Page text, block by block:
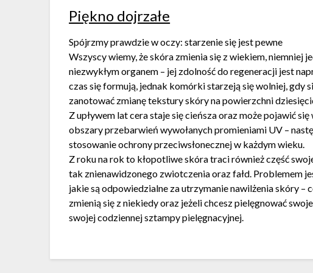
Piękno dojrzałe
Spójrzmy prawdzie w oczy: starzenie się jest pewne
Wszyscy wiemy, że skóra zmienia się z wiekiem, niemniej
niezwykłym organem – jej zdolność do regeneracji jest
czas się formują, jednak komórki starzeją się wolniej, gdy
zanotować zmianę tekstury skóry na powierzchni
Z upływem lat cera staje się cieńsza oraz może pojawić
obszary przebarwień wywołanych promieniami UV –
stosowanie ochrony przeciwsłonecznej w każdym wieku.
Z roku na rok to kłopotliwe skóra traci również część
tak znienawidzonego zwiotczenia oraz fałd. Problemem
jakie są odpowiedzialne za utrzymanie nawilżenia skóry –
zmienią się z niekiedy oraz jeżeli chcesz pielęgnować
swojej codziennej sztampy pielęgnacyjnej.